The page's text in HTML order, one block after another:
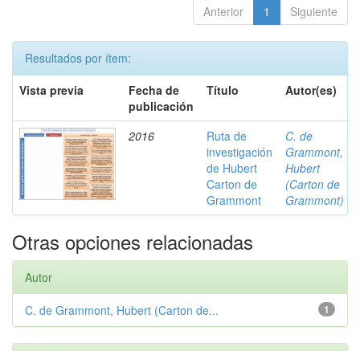
Anterior 1 Siguiente
Resultados por ítem:
Vista previa
Fecha de
publicación
Título Autor(es)
2016
Ruta de
investigación
de Hubert
Carton de
Grammont
C. de
Grammont,
Hubert
(Carton de
Grammont)
Otras opciones relacionadas
Autor
1
C. de Grammont, Hubert (Carton de...